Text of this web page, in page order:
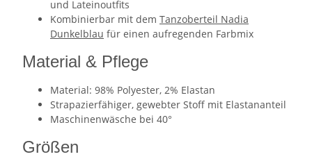
und Lateinoutfits
Kombinierbar mit dem Tanzoberteil Nadia
Dunkelblau für einen aufregenden Farbmix
Material & Pflege
Material: 98% Polyester, 2% Elastan
Strapazierfähiger, gewebter Stoff mit Elastananteil
Maschinenwäsche bei 40°
Größen